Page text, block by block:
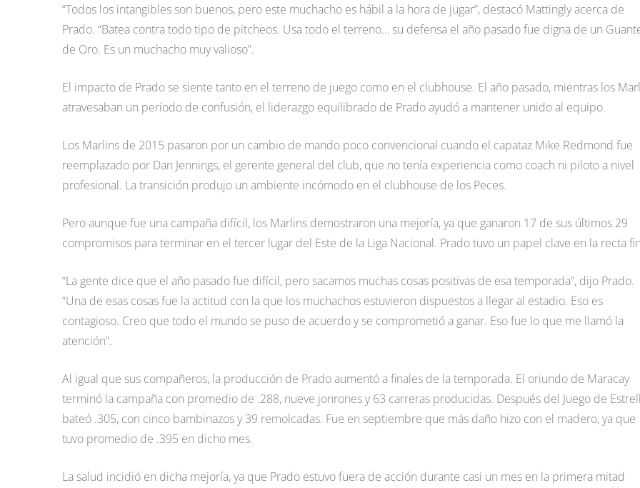
“Todos los intangibles son buenos, pero este muchacho es hábil a la hora de jugar”, destacó Mattingly acerca de
Prado. “Batea contra todo tipo de pitcheos. Usa todo el terreno… su defensa el año pasado fue digna de un
de Oro. Es un muchacho muy valioso”.
El impacto de Prado se siente tanto en el terreno de juego como en el clubhouse. El año pasado, mientras los
atravesaban un período de confusión, el liderazgo equilibrado de Prado ayudó a mantener unido al equipo.
Los Marlins de 2015 pasaron por un cambio de mando poco convencional cuando el capataz Mike Redmond fue
reemplazado por Dan Jennings, el gerente general del club, que no tenía experiencia como coach ni piloto a nivel
profesional. La transición produjo un ambiente incómodo en el clubhouse de los Peces.
Pero aunque fue una campaña difícil, los Marlins demostraron una mejoría, ya que ganaron 17 de sus últimos 29
compromisos para terminar en el tercer lugar del Este de la Liga Nacional. Prado tuvo un papel clave en la recta
“La gente dice que el año pasado fue difícil, pero sacamos muchas cosas positivas de esa temporada”, dijo Prado.
“Una de esas cosas fue la actitud con la que los muchachos estuvieron dispuestos a llegar al estadio. Eso es
contagioso. Creo que todo el mundo se puso de acuerdo y se comprometió a ganar. Eso fue lo que me llamó la
atención”.
Al igual que sus compañeros, la producción de Prado aumentó a finales de la temporada. El oriundo de Maracay
terminó la campaña con promedio de .288, nueve jonrones y 63 carreras producidas. Después del Juego de
bateó .305, con cinco bambinazos y 39 remolcadas. Fue en septiembre que más daño hizo con el madero, ya que
tuvo promedio de .395 en dicho mes.
La salud incidió en dicha mejoría, ya que Prado estuvo fuera de acción durante casi un mes en la primera mitad